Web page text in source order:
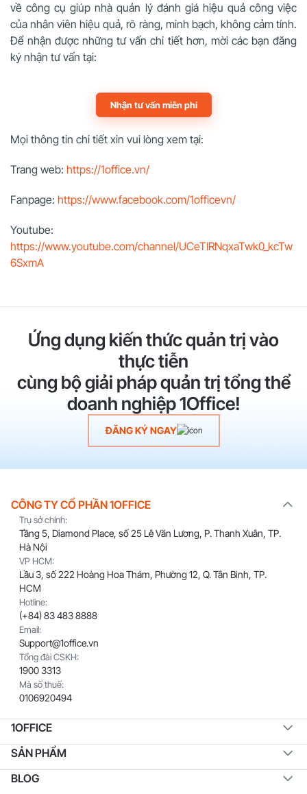
về công cụ giúp nhà quản lý đánh giá hiệu quả công việc
của nhân viên hiệu quả, rõ ràng, minh bạch, không cảm tính.
Để nhận được những tư vấn chi tiết hơn, mời các bạn đăng
ký nhận tư vấn tại:
Nhận tư vấn miễn phí
Mọi thông tin chi tiết xin vui lòng xem tại:
Trang web: https://1office.vn/
Fanpage: https://www.facebook.com/1officevn/
Youtube:
https://www.youtube.com/channel/UCeTIRNqxaTwk0_kcTw
6SxmA
Ứng dụng kiến thức quản trị vào
thực tiễn
cùng bộ giải pháp quản trị tổng thể
doanh nghiệp 1Office!
ĐĂNG KÝ NGAY
CÔNG TY CỔ PHẦN 1OFFICE
Trụ sở chính:
Tầng 5, Diamond Place, số 25 Lê Văn Lương, P. Thanh Xuân, TP.
Hà Nội
VP HCM:
Lầu 3, số 222 Hoàng Hoa Thám, Phường 12, Q. Tân Bình, TP.
HCM
Hotline:
(+84) 83 483 8888
Email:
Support@1office.vn
Tổng đài CSKH:
1900 3313
Mã số thuế:
0106920494
1OFFICE
SẢN PHẨM
BLOG